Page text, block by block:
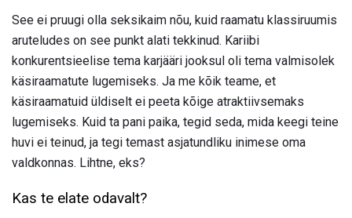
See ei pruugi olla seksikaim nõu, kuid raamatu klassiruumis
aruteludes on see punkt alati tekkinud. Kariibi
konkurentsieelise tema karjääri jooksul oli tema valmisolek
käsiraamatute lugemiseks. Ja me kõik teame, et
käsiraamatuid üldiselt ei peeta kõige atraktiivsemaks
lugemiseks. Kuid ta pani paika, tegid seda, mida keegi teine
​​huvi ei teinud, ja tegi temast asjatundliku inimese oma
valdkonnas. Lihtne, eks?
Kas te elate odavalt?